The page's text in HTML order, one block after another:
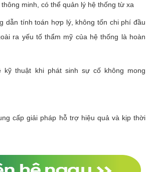
minh, có thể quản lý hệ thống từ xa
dẫn tính toán hợp lý, không tốn chi phí đầu
ra yếu tố thẩm mỹ của hệ thống là hoàn
kỹ thuật khi phát sinh sự cố không mong
cấp giải pháp hỗ trợ hiệu quả và kịp thời